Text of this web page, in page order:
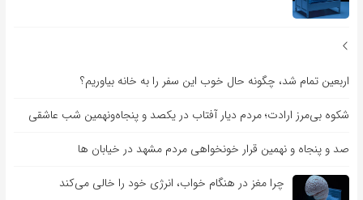
اربعین تمام شد، چگونه حال خوب این سفر را به خانه بیاوریم؟
شکوه بی‌مرز ارادت؛ مردم دیار آفتاب در یکصد و پنجاه‌ونهمین شب عاشقی
صد و پنجاه و نهمین قرار خونخواهی مردم مشهد در خیابان ها
چرا مغز در هنگام خواب، انرژی خود را خالی می‌کند